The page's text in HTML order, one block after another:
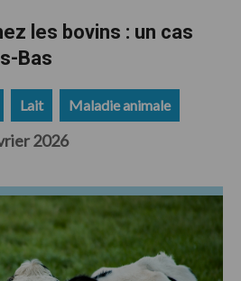
les bovins : un cas
Bas
Lait Maladie animale
2026